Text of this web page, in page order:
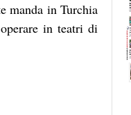
manda in Turchia
in teatri di